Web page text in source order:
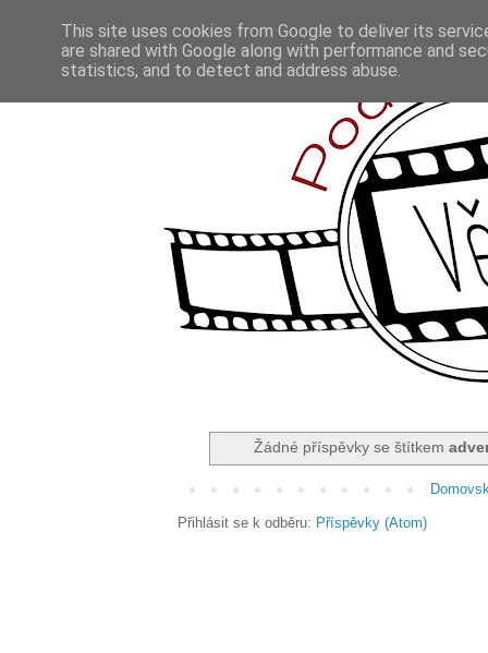
Žádné příspěvky se štítkem
Přihlásit se k odběru: Příspěvky (Atom)
This site uses cookies from Google to deliver its
are shared with Google along with performance and
statistics, and to detect and address abuse.